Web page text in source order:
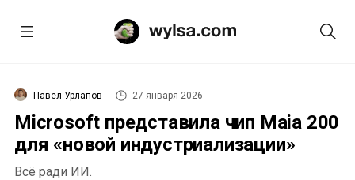
Павел Урлапов 27 января 2026
Microsoft представила чип Maia 200
для «новой индустриализации»
Всё ради ИИ.